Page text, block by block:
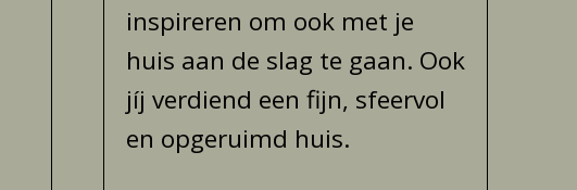
inspireren om ook met je
huis aan de slag te gaan. Ook
jíj verdiend een fijn, sfeervol
en opgeruimd huis.